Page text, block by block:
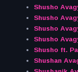
Shusho
Shusho
Shusho
Shusho
Shusho ft.
Shushan